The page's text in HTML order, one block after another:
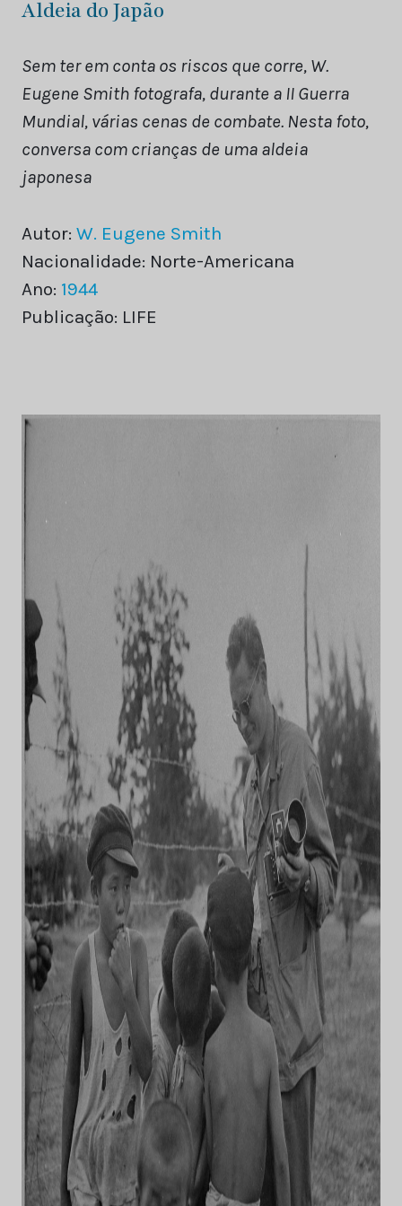
Aldeia do Japão
Sem ter em conta os riscos que corre, W.
Eugene Smith fotografa, durante a II Guerra
Mundial, várias cenas de combate. Nesta foto,
conversa com crianças de uma aldeia
japonesa
Autor: W. Eugene Smith
Nacionalidade: Norte-Americana
Ano: 1944
Publicação: LIFE